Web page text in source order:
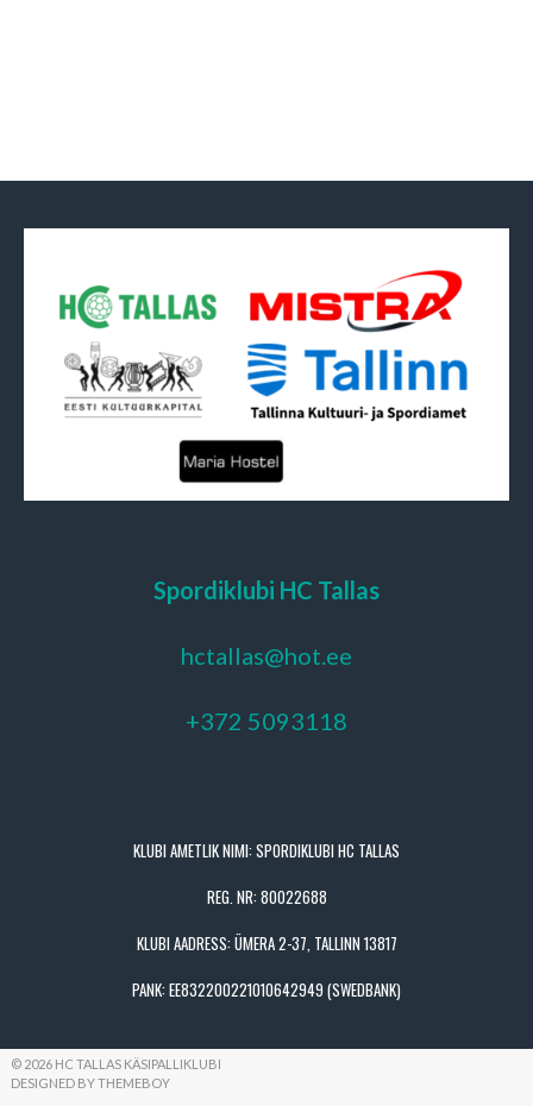
Spordiklubi HC Tallas
hctallas@hot.ee
+372 5093118
KLUBI AMETLIK NIMI: SPORDIKLUBI HC TALLAS
REG. NR: 80022688
KLUBI AADRESS: ÜMERA 2-37, TALLINN 13817
PANK: EE832200221010642949 (SWEDBANK)
© 2026 HC TALLAS KÄSIPALLIKLUBI
DESIGNED BY THEMEBOY